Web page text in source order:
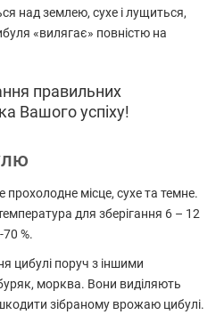
над землею, сухе і лущиться,
«вилягає» повністю на
правильних
Вашого успіху!
місце, сухе та темне.
для зберігання 6 – 12
70 %.
цибулі поруч з іншими
морква. Вони виділяють
зібраному врожаю цибулі.